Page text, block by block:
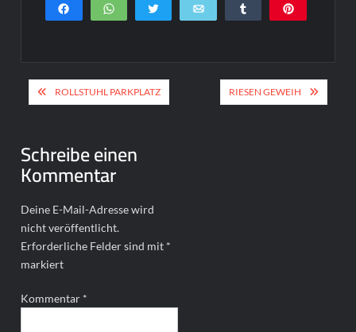
Teilen WhatsApp Twittern E-Mail Teilen
Beitragsnavigation
ROLLSTUHL PARKPLATZ RIESEN GEWEIH
Schreibe einen
Kommentar
Deine E-Mail-Adresse wird
nicht veröffentlicht.
Erforderliche Felder sind mit *
markiert
Kommentar *